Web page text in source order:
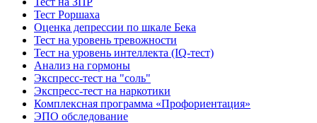
Тест Роршаха
Оценка депрессии по шкале Бека
Тест на уровень тревожности
Тест на уровень интеллекта (IQ-тест)
Анализ на гормоны
Экспресс-тест на "соль"
Экспресс-тест на наркотики
Комплексная программа «Профориентация»
ЭПО обследование